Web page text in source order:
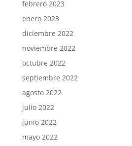
febrero 2023
enero 2023
diciembre 2022
noviembre 2022
octubre 2022
septiembre 2022
agosto 2022
julio 2022
junio 2022
mayo 2022